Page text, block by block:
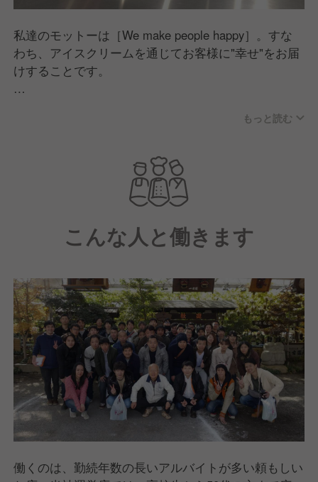
私達のモットーは［We make people happy］。すな
わち、アイスクリームを通じてお客様に"幸せ"をお届
けすることです。
より、清潔なストアー環境、気持ちの良いサービス、
もっと読む
こんな人と働きます
働くのは、勤続年数の長いアルバイトが多い頼もしい